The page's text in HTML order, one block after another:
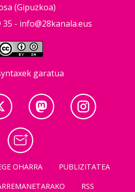
(Gipuzkoa)
35 - info@28kanala.eus
garatua
OHARRA
PUBLIZITATEA
RSS